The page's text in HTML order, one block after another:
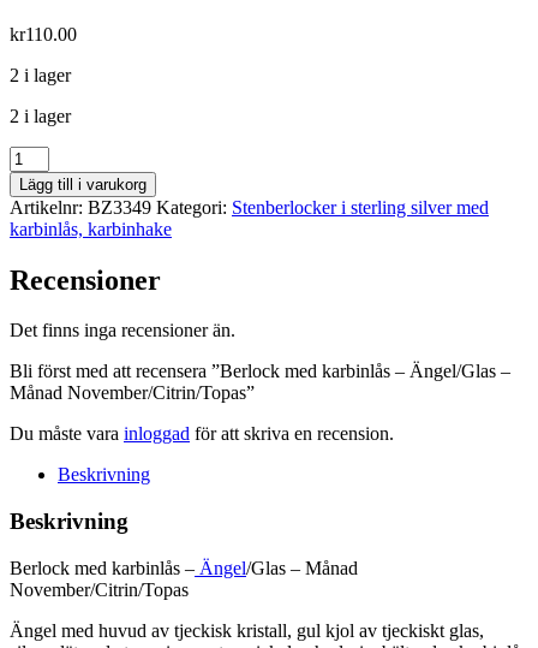
kr110.00
2 i lager
2 i lager
Berlock
med
karbinlås
-
Ängel/Glas
Månad
mängd
Lägg till i varukorg
Artikelnr: BZ3349 Kategori: Stenberlocker i sterling silver med
karbinlås, karbinhake
Recensioner
Det finns inga recensioner än.
Bli först med att recensera ”Berlock med karbinlås – Ängel/Glas –
Månad November/Citrin/Topas”
Du måste vara inloggad för att skriva en recension.
Beskrivning
Beskrivning
Berlock med karbinlås – Ängel/Glas – Månad
November/Citrin/Topas
Ängel med huvud av tjeckisk kristall, gul kjol av tjeckiskt glas,